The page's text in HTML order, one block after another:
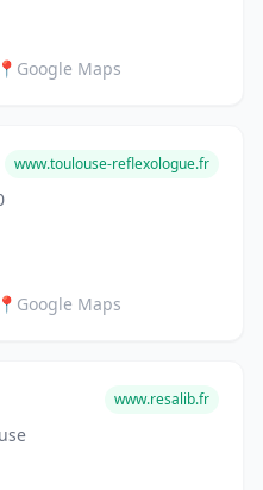
📍 Google Maps
www.toulouse-reflexologue.fr
📍 Google Maps
www.resalib.fr